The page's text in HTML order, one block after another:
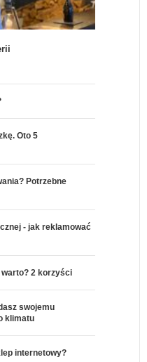
Oto 5
Potrzebne
- jak reklamować
warto? 2 korzyści
swojemu
klimatu
internetowy?